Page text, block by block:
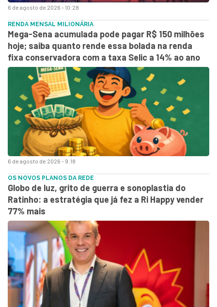
6 de agosto de 2026 - 10:28
6 de agosto de 2026 - 9:18
RENDA MENSAL MILIONÁRIA
Mega-Sena acumulada pode pagar R$ 150 milhões
hoje; saiba quanto rende essa bolada na renda
fixa conservadora com a taxa Selic a 14% ao ano
OS NOVOS PLANOS DA REDE
Globo de luz, grito de guerra e sonoplastia do
Ratinho: a estratégia que já fez a Ri Happy vender
77% mais